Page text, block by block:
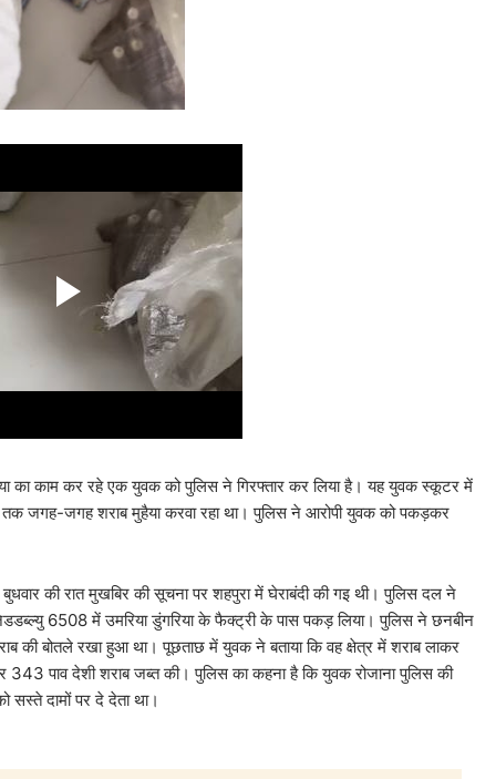
का काम कर रहे एक युवक को पुलिस ने गिरफ्तार कर लिया है। यह युवक स्कूटर में
तक जगह-जगह शराब मुहैया करवा रहा था। पुलिस ने आरोपी युवक को पकड़कर
बुधवार की रात मुखबिर की सूचना पर शहपुरा में घेराबंदी की गइ थी। पुलिस दल ने
6508 में उमरिया डुंगरिया के फैक्ट्री के पास पकड़ लिया। पुलिस ने छनबीन
की बोतले रखा हुआ था। पूछताछ में युवक ने बताया कि वह क्षेत्र में शराब लाकर
पाव देशी शराब जब्त की। पुलिस का कहना है कि युवक रोजाना पुलिस की
दामों पर दे देता था।